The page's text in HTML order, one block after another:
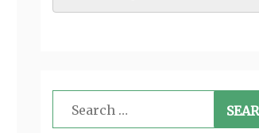
Search
for: